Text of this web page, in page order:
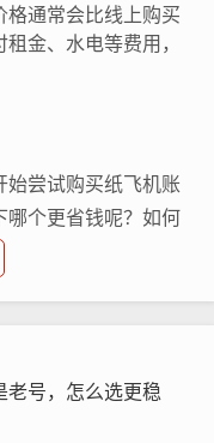
格通常会比线上购买
金、水电等费用，
始尝试购买纸飞机账
哪个更省钱呢？如何
。
老号，怎么选更稳